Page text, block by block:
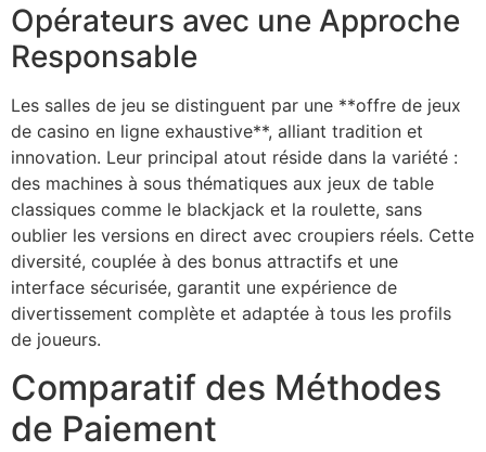
Opérateurs avec une Approche
Responsable
Les salles de jeu se distinguent par une **offre de jeux
de casino en ligne exhaustive**, alliant tradition et
innovation. Leur principal atout réside dans la variété :
des machines à sous thématiques aux jeux de table
classiques comme le blackjack et la roulette, sans
oublier les versions en direct avec croupiers réels. Cette
diversité, couplée à des bonus attractifs et une
interface sécurisée, garantit une expérience de
divertissement complète et adaptée à tous les profils
de joueurs.
Comparatif des Méthodes
de Paiement